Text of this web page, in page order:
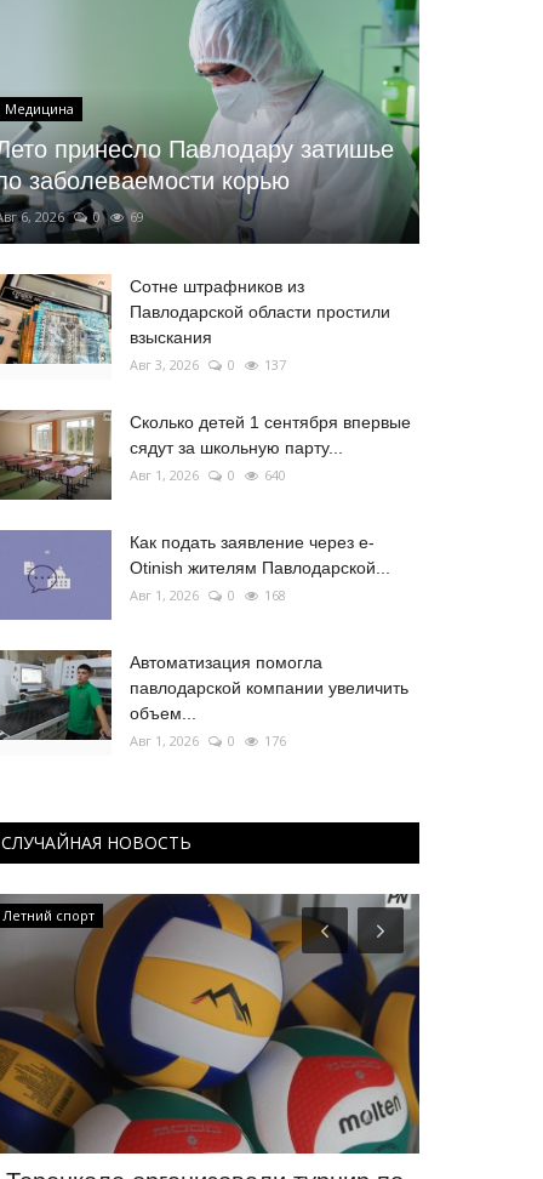
Медицина
принесло Павлодару затишье
заболеваемости корью
6, 2026 0 69
Сотне штрафников из
Павлодарской области простили
взыскания
Авг 3, 2026 0 137
Сколько детей 1 сентября впервые
сядут за школьную парту...
Авг 1, 2026 0 640
Как подать заявление через e-
Otinish жителям Павлодарской...
Авг 1, 2026 0 168
Автоматизация помогла
павлодарской компании увеличить
объем...
Авг 1, 2026 0 176
СЛУЧАЙНАЯ НОВОСТЬ
Летний спорт